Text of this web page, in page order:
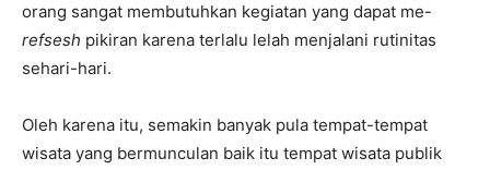
orang sangat membutuhkan kegiatan yang dapat me-
refsesh pikiran karena terlalu lelah menjalani rutinitas
sehari-hari.
Oleh karena itu, semakin banyak pula tempat-tempat
wisata yang bermunculan baik itu tempat wisata publik